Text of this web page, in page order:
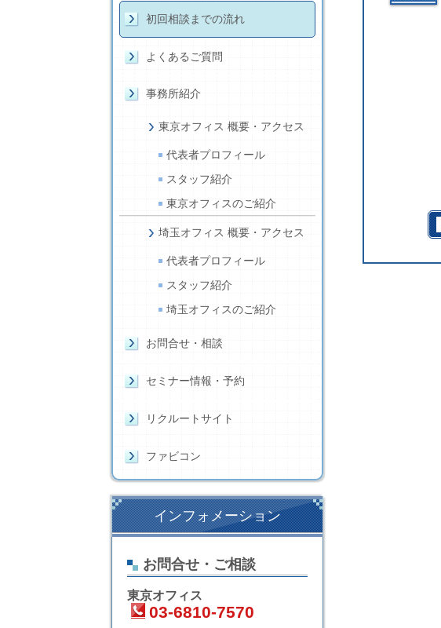
初回相談までの流れ
よくあるご質問
事務所紹介
東京オフィス 概要・アクセス
代表者プロフィール
スタッフ紹介
東京オフィスのご紹介
埼玉オフィス 概要・アクセス
代表者プロフィール
スタッフ紹介
埼玉オフィスのご紹介
お問合せ・相談
セミナー情報・予約
リクルートサイト
ファビコン
インフォメーション
お問合せ・ご相談
東京オフィス
03-6810-7570